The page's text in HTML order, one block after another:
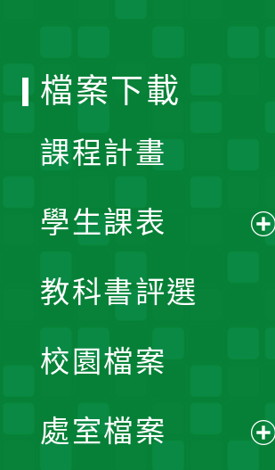
檔案下載
課程計畫
學生課表
單
教科書評選
校園檔案
處室檔案